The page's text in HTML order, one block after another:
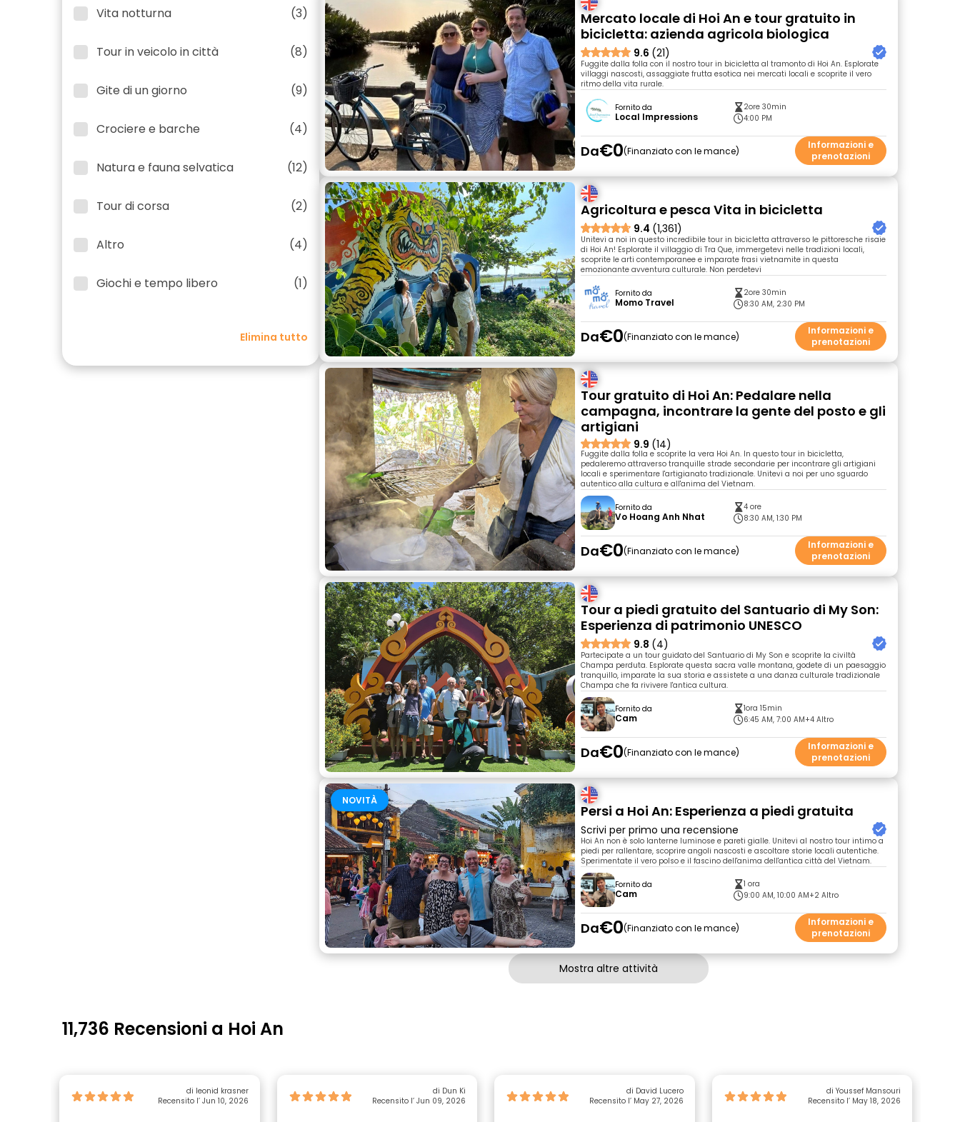
Vita notturna (3)
Tour in veicolo in città (8)
Gite di un giorno (9)
Crociere e barche (4)
Natura e fauna selvatica (12)
Tour di corsa (2)
Altro (4)
Giochi e tempo libero (1)
Elimina tutto
Mercato locale di Hoi An e tour gratuito in
bicicletta: azienda agricola biologica
9.6 (21)
Fuggite dalla folla con il nostro tour in bicicletta al tramonto di Hoi An. Esplorate
villaggi nascosti, assaggiate frutta esotica nei mercati locali e scoprite il vero
ritmo della vita rurale.
Fornito da
Local Impressions
2ore 30min
4:00 PM
Da€0 Finanziato con le mance
Informazioni e
prenotazioni
Agricoltura e pesca Vita in bicicletta
9.4 (1,361)
Unitevi a noi in questo incredibile tour in bicicletta attraverso le pittoresche risaie
di Hoi An! Esplorate il villaggio di Tra Que, immergetevi nelle tradizioni locali,
scoprite le arti contemporanee e imparate frasi vietnamite in questa
emozionante avventura culturale. Non perdetevi
Fornito da
Momo Travel
2ore 30min
8:30 AM, 2:30 PM
Da€0 Finanziato con le mance
Informazioni e
prenotazioni
Tour gratuito di Hoi An: Pedalare nella
campagna, incontrare la gente del posto e gli
artigiani
9.9 (14)
Fuggite dalla folla e scoprite la vera Hoi An. In questo tour in bicicletta,
pedaleremo attraverso tranquille strade secondarie per incontrare gli artigiani
locali e sperimentare l'artigianato tradizionale. Unitevi a noi per uno sguardo
autentico alla cultura e all'anima del Vietnam.
Fornito da
Vo Hoang Anh Nhat
4 ore
8:30 AM, 1:30 PM
Da€0 Finanziato con le mance
Informazioni e
prenotazioni
Tour a piedi gratuito del Santuario di My Son:
Esperienza di patrimonio UNESCO
9.8 (4)
Partecipate a un tour guidato del Santuario di My Son e scoprite la civiltà
Champa perduta. Esplorate questa sacra valle montana, godete di un paesaggio
tranquillo, imparate la sua storia e assistete a una danza culturale tradizionale
Champa che fa rivivere l'antica cultura.
Fornito da
Cam
1ora 15min
6:45 AM, 7:00 AM+4 Altro
Da€0 Finanziato con le mance
Informazioni e
prenotazioni
NOVITÀ
Persi a Hoi An: Esperienza a piedi gratuita
Scrivi per primo una recensione
Hoi An non è solo lanterne luminose e pareti gialle. Unitevi al nostro tour intimo a
piedi per rallentare, scoprire angoli nascosti e ascoltare storie locali autentiche.
Sperimentate il vero polso e il fascino dell'anima dell'antica città del Vietnam.
Fornito da
Cam
1 ora
9:00 AM, 10:00 AM+2 Altro
Da€0 Finanziato con le mance
Informazioni e
prenotazioni
Mostra altre attività
11,736 Recensioni a Hoi An
di leonid krasner
Recensito l’ Jun 10, 2026
di Dun Ki
Recensito l’ Jun 09, 2026
di David Lucero
Recensito l’ May 27, 2026
di Youssef Mansouri
Recensito l’ May 18, 2026